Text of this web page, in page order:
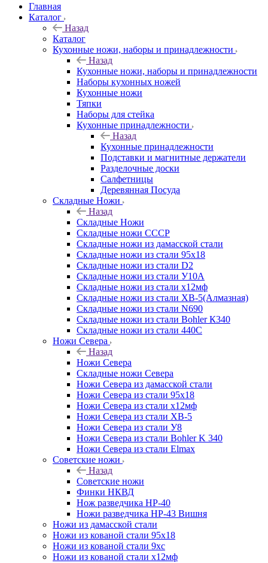
Главная
Каталог
Назад
Каталог
Кухонные ножи, наборы и принадлежности
Назад
Кухонные ножи, наборы и принадлежности
Наборы кухонных ножей
Кухонные ножи
Тяпки
Наборы для стейка
Кухонные принадлежности
Назад
Кухонные принадлежности
Подставки и магнитные держатели
Разделочные доски
Салфетницы
Деревянная Посуда
Складные Ножи
Назад
Складные Ножи
Cкладные ножи СССР
Складные ножи из дамасской стали
Складные ножи из стали 95х18
Складные ножи из стали D2
Складные ножи из стали У10А
Складные ножи из стали х12мф
Складные ножи из стали ХВ-5(Алмазная)
Складные ножи из стали N690
Складные ножи из стали Bohler К340
Складные ножи из стали 440С
Ножи Севера
Назад
Ножи Севера
Складные ножи Севера
Ножи Севера из дамасской стали
Ножи Севера из стали 95х18
Ножи Севера из стали х12мф
Ножи Севера из стали ХВ-5
Ножи Севера из стали У8
Ножи Севера из стали Bohler K 340
Ножи Севера из стали Elmax
Советские ножи
Назад
Советские ножи
Финки НКВД
Нож разведчика НР-40
Ножи разведчика НР-43 Вишня
Ножи из дамасской стали
Ножи из кованой стали 95х18
Ножи из кованой стали 9хс
Ножи из кованой стали х12мф